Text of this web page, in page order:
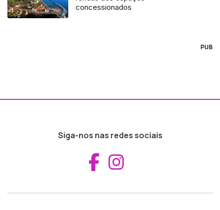
concessionados
PUB
Siga-nos nas redes sociais
Aceder ao